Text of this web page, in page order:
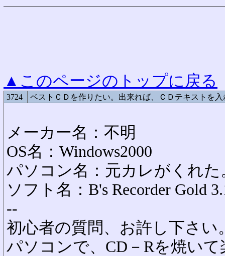
▲このページのトップに戻る
3724 ベストＣＤを作りたい。出来れば、ＣＤテキストを入
メーカー名：不明
OS名：Windows2000
パソコン名：元カレがくれた
ソフト名：B's Recorder Gold
--
初心者の質問、お許し下さい
パソコンで、CD－Rを焼い